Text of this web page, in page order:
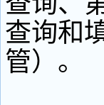
查询和
管）。